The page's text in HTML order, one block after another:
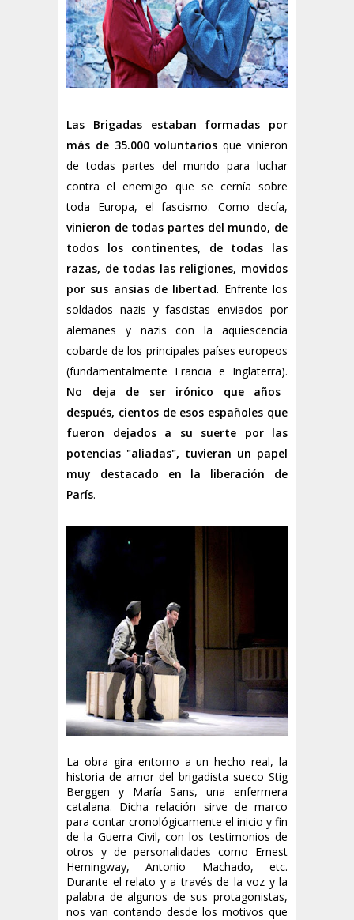
Las Brigadas estaban formadas por
más de 35.000 voluntarios que vinieron
de todas partes del mundo para luchar
contra el enemigo que se cernía sobre
toda Europa, el fascismo. Como decía,
vinieron de todas partes del mundo, de
todos los continentes, de todas las
razas, de todas las religiones, movidos
por sus ansias de libertad. Enfrente los
soldados nazis y fascistas enviados por
alemanes y nazis con la aquiescencia
cobarde de los principales países europeos
(fundamentalmente Francia e Inglaterra).
No deja de ser irónico que años
después, cientos de esos españoles que
fueron dejados a su suerte por las
potencias "aliadas", tuvieran un papel
muy destacado en la liberación de
París.
La obra gira entorno a un hecho real, la
historia de amor del brigadista sueco Stig
Berggen y María Sans, una enfermera
catalana. Dicha relación sirve de marco
para contar cronológicamente el inicio y fin
de la Guerra Civil, con los testimonios de
otros y de personalidades como Ernest
Hemingway, Antonio Machado, etc.
Durante el relato y a través de la voz y la
palabra de algunos de sus protagonistas,
nos van contando desde los motivos que